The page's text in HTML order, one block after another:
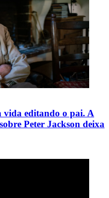
vida editando o pai. A
Peter Jackson deixa